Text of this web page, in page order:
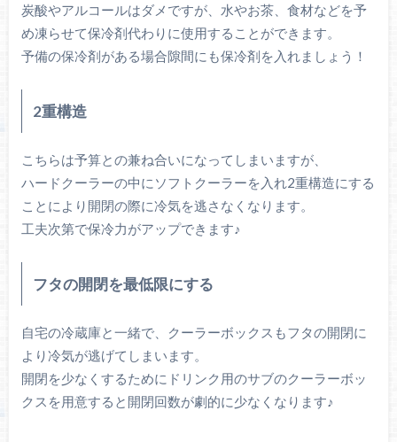
炭酸やアルコールはダメですが、水やお茶、食材などを予
め凍らせて保冷剤代わりに使用することができます。
予備の保冷剤がある場合隙間にも保冷剤を入れましょう！
2重構造
こちらは予算との兼ね合いになってしまいますが、
ハードクーラーの中にソフトクーラーを入れ2重構造にする
ことにより開閉の際に冷気を逃さなくなります。
工夫次第で保冷力がアップできます♪
フタの開閉を最低限にする
自宅の冷蔵庫と一緒で、クーラーボックスもフタの開閉に
より冷気が逃げてしまいます。
開閉を少なくするためにドリンク用のサブのクーラーボッ
クスを用意すると開閉回数が劇的に少なくなります♪